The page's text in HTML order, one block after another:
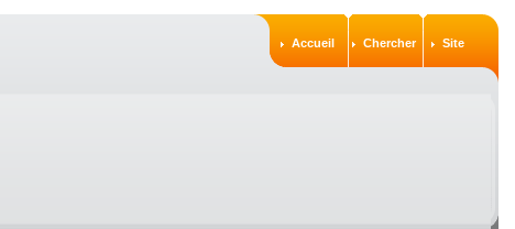
Accueil Chercher Site